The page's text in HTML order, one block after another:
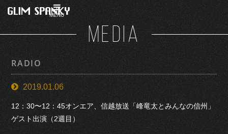
MENU
MEDIA
RADIO
2019.01.06
12：30〜12：45オンエア、信越放送「峰竜太とみんなの信州」
ゲスト出演（2週目）